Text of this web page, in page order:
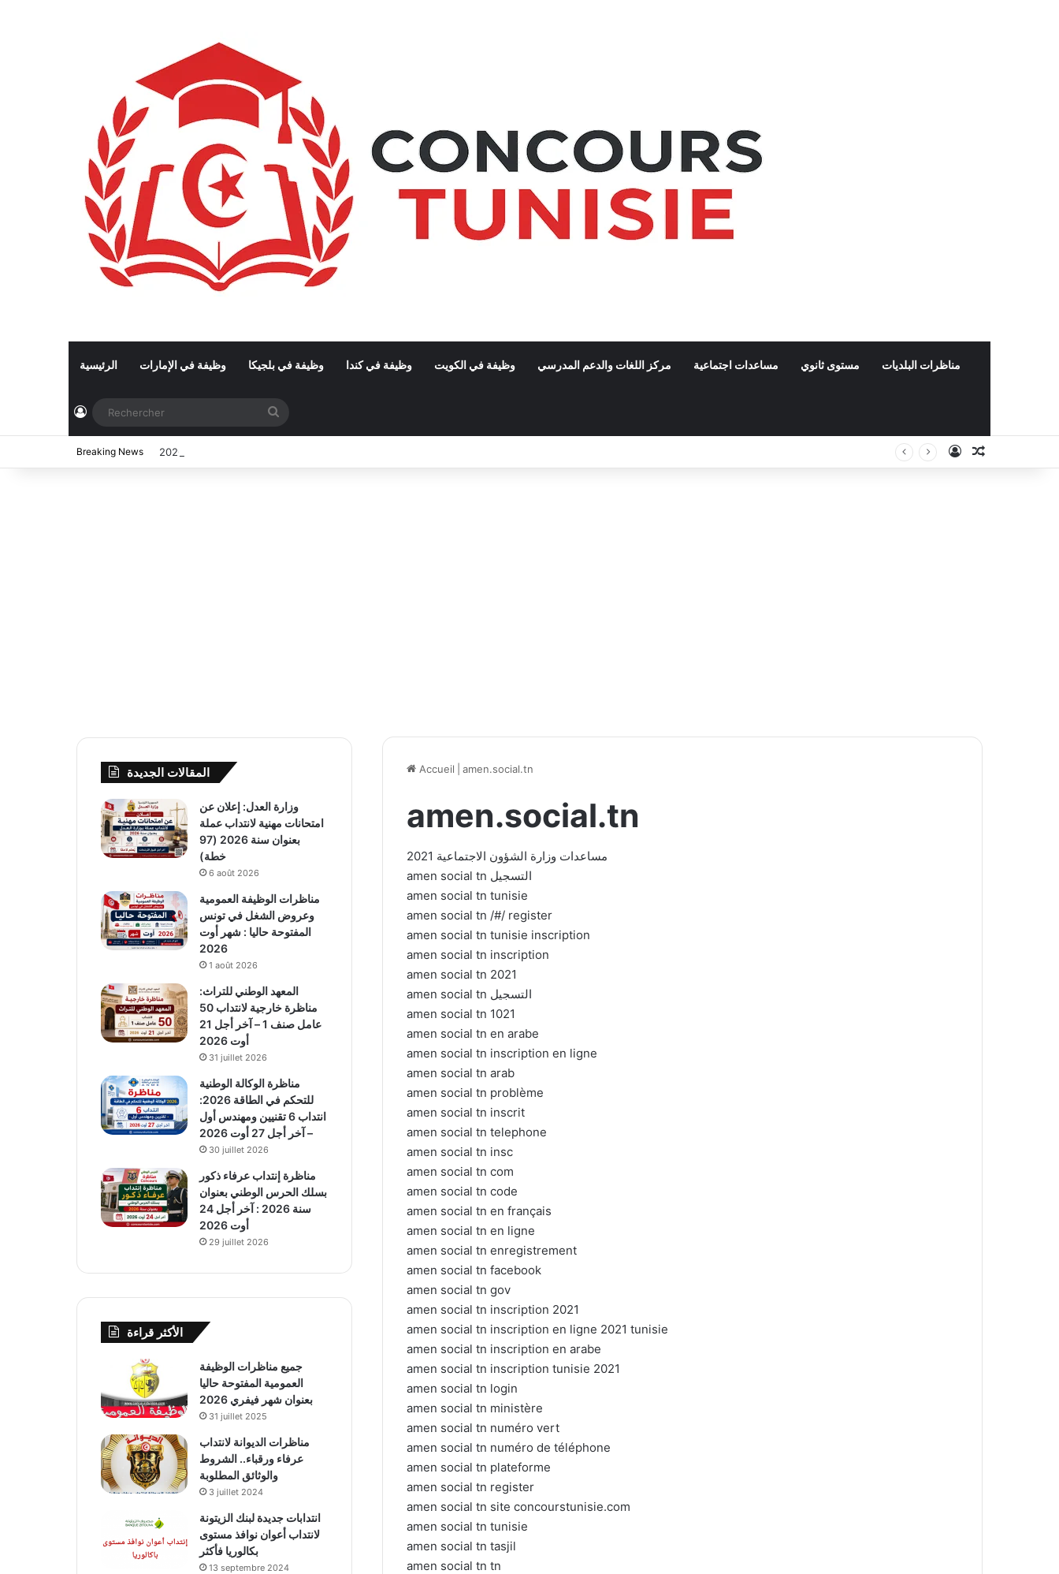
الرئيسية وظيفة في الإمارات وظيفة في بلجيكا وظيفة في كندا وظيفة في الكويت مركز اللغات والدعم المدرسي مساعدات اجتماعية مستوى ثانوي مناظرات البلديات
Connexion
Breaking News Connexion
Accueil amen.social.tn
amen.social.tn
مساعدات وزارة الشؤون الاجتماعية 2021
amen social tn التسجيل
amen social tn tunisie
amen social tn /#/ register
amen social tn tunisie inscription
amen social tn inscription
amen social tn 2021
amen social tn التسجيل
amen social tn 1021
amen social tn en arabe
amen social tn inscription en ligne
amen social tn arab
amen social tn problème
amen social tn inscrit
amen social tn telephone
amen social tn insc
amen social tn com
amen social tn code
amen social tn en français
amen social tn en ligne
amen social tn enregistrement
amen social tn facebook
amen social tn gov
amen social tn inscription 2021
amen social tn inscription en ligne 2021 tunisie
amen social tn inscription en arabe
amen social tn inscription tunisie 2021
amen social tn login
amen social tn ministère
amen social tn numéro vert
amen social tn numéro de téléphone
amen social tn plateforme
amen social tn register
amen social tn site concourstunisie.com
amen social tn tunisie
amen social tn tasjil
amen social tn tn
المقالات الجديدة
وزارة العدل: إعلان عن
امتحانات مهنية لانتداب عملة
بعنوان سنة 2026 (97
خطة)
6 août 2026
مناظرات الوظيفة العمومية
وعروض الشغل في تونس
المفتوحة حاليا : شهر أوت
2026
1 août 2026
المعهد الوطني للتراث:
مناظرة خارجية لانتداب 50
عامل صنف 1 – آخر أجل 21
أوت 2026
31 juillet 2026
مناظرة الوكالة الوطنية
للتحكم في الطاقة 2026:
انتداب 6 تقنيين ومهندس أول
– آخر أجل 27 أوت 2026
30 juillet 2026
مناظرة إنتداب عرفاء ذكور
بسلك الحرس الوطني بعنوان
سنة 2026 : آخر أجل 24
أوت 2026
29 juillet 2026
الأكثر قراءة
جميع مناظرات الوظيفة
العمومية المفتوحة حاليا
بعنوان شهر فيفري 2026
31 juillet 2025
مناظرات الديوانة لانتداب
عرفاء ورقباء.. الشروط
والوثائق المطلوبة
3 juillet 2024
انتدابات جديدة لبنك الزيتونة
لانتداب أعوان نوافذ مستوى
بكالوريا فأكثر
13 septembre 2024